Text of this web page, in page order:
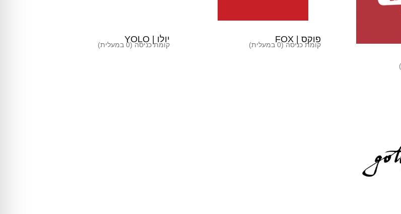
פוקס | FOX
קומת כניסה (0 במעלית)
יולו | YOLO
קומת כניסה (0 במעלית)